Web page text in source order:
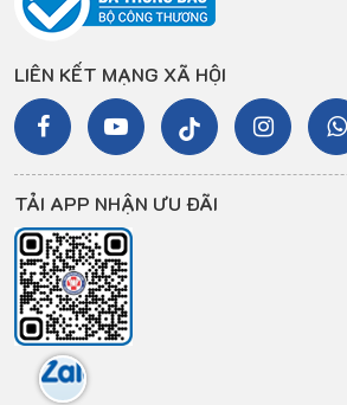
LIÊN KẾT MẠNG XÃ HỘI
TẢI APP NHẬN ƯU ĐÃI